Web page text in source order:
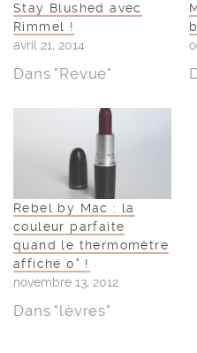
Stay Blushed avec
Rimmel !
avril 21, 2014
Dans "Revue"
Rebel by Mac : la
couleur parfaite
quand le thermomètre
affiche 0° !
novembre 13, 2012
Dans "lèvres"